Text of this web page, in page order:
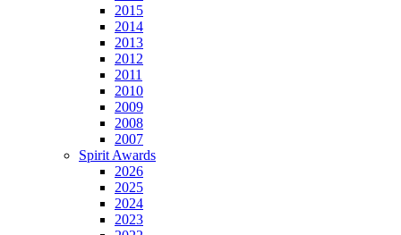
2015
2014
2013
2012
2011
2010
2009
2008
2007
Spirit Awards
2026
2025
2024
2023